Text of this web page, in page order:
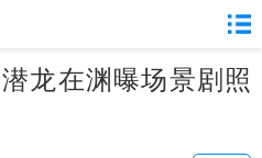
龙在渊曝场景剧照